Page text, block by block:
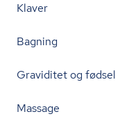
Klaver
Bagning
Graviditet og fødsel
Massage